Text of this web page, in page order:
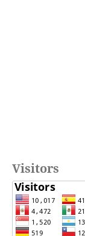
Visitors